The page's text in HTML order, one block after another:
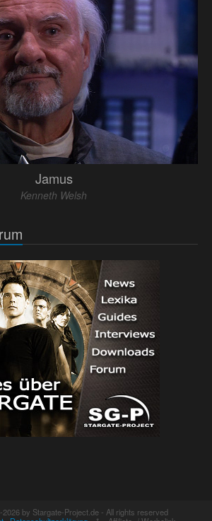
Jamus
Kenneth Welsh
by Stargate-Project.de - All rights reserved